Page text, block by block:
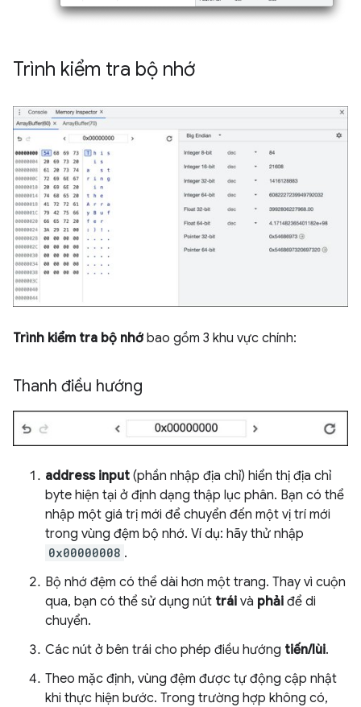
Trình kiểm tra bộ nhớ
Trình kiểm tra bộ nhớ bao gồm 3 khu vực chính:
Thanh điều hướng
address input (phần nhập địa chỉ) hiển thị địa chỉ
byte hiện tại ở định dạng thập lục phân. Bạn có thể
nhập một giá trị mới để chuyển đến một vị trí mới
trong vùng đệm bộ nhớ. Ví dụ: hãy thử nhập
0x00000008 .
Bộ nhớ đệm có thể dài hơn một trang. Thay vì cuộn
qua, bạn có thể sử dụng nút trái và phải để di
chuyển.
Các nút ở bên trái cho phép điều hướng tiến/lùi.
Theo mặc định, vùng đệm được tự động cập nhật
khi thực hiện bước. Trong trường hợp không có,